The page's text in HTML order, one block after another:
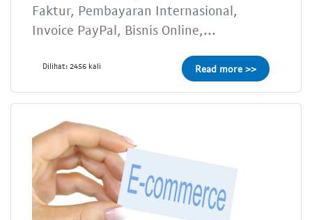
Faktur, Pembayaran Internasional,
Invoice PayPal, Bisnis Online,...
Dilihat: 2456 kali Read more >>